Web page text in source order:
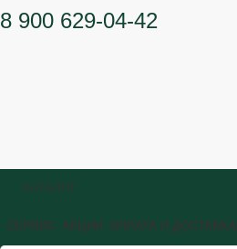
8 900 629-04-42
КАТАЛОГ
СЕРВИС АКЦИИ ОПЛАТА И ДОСТАВКА